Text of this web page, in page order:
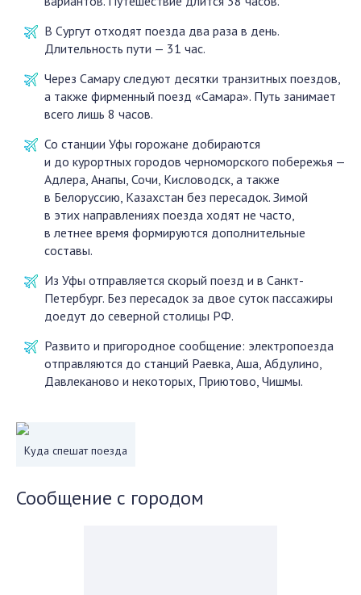
В Сургут отходят поезда два раза в день.
Длительность пути — 31 час.
Через Самару следуют десятки транзитных поездов,
а также фирменный поезд «Самара». Путь занимает
всего лишь 8 часов.
Со станции Уфы горожане добираются
и до курортных городов черноморского побережья —
Адлера, Анапы, Сочи, Кисловодск, а также
в Белоруссию, Казахстан без пересадок. Зимой
в этих направлениях поезда ходят не часто,
в летнее время формируются дополнительные
составы.
Из Уфы отправляется скорый поезд и в Санкт-
Петербург. Без пересадок за двое суток пассажиры
доедут до северной столицы РФ.
Развито и пригородное сообщение: электропоезда
отправляются до станций Раевка, Аша, Абдулино,
Давлеканово и некоторых, Приютово, Чишмы.
Куда спешат поезда
Сообщение с городом